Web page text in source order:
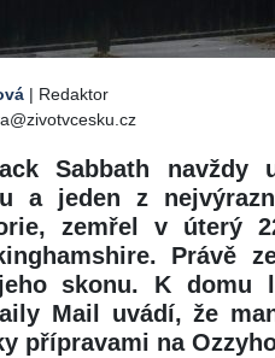
| Redaktor
Sabbath navždy
a jeden z
zemřel v úterý
Právě
skonu. K domu
Mail uvádí, že
přípravami na